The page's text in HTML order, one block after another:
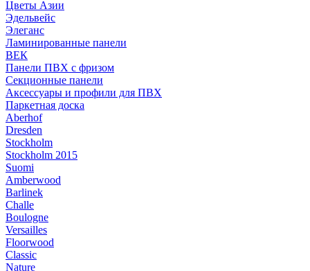
Цветы Азии
Эдельвейс
Элеганс
Ламинированные панели
ВЕК
Панели ПВХ с фризом
Секционные панели
Аксессуары и профили для ПВХ
Паркетная доска
Aberhof
Dresden
Stockholm
Stockholm 2015
Suomi
Amberwood
Barlinek
Challe
Boulogne
Versailles
Floorwood
Classic
Nature